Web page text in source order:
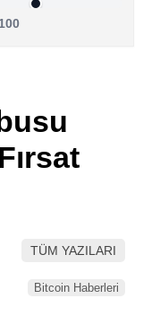
Youtube
TikTok
TÜM YAZILARI
Bitcoin Haberleri